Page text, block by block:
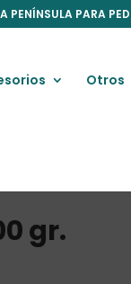
PENÍNSULA PARA
Otros
gr.